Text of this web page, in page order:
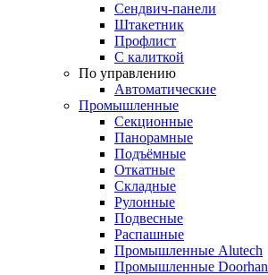
Сендвич-панели
Штакетник
Профлист
С калиткой
По управлению
Автоматические
Промышленные
Секционные
Панорамные
Подъёмные
Откатные
Складные
Рулонные
Подвесные
Распашные
Промышленные Alutech
Промышленные Doorhan